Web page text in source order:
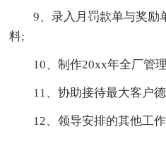
9、录入月罚款单与奖励
料;
10、制作20xx年全厂管理
11、协助接待最大客户德
12、领导安排的其他工作